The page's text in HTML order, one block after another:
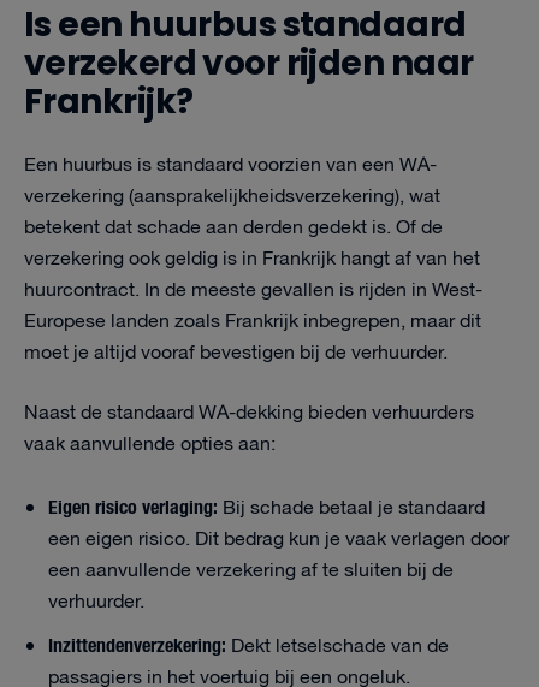
Is een huurbus standaard
verzekerd voor rijden naar
Frankrijk?
Een huurbus is standaard voorzien van een WA-
verzekering (aansprakelijkheidsverzekering), wat
betekent dat schade aan derden gedekt is. Of de
verzekering ook geldig is in Frankrijk hangt af van het
huurcontract. In de meeste gevallen is rijden in West-
Europese landen zoals Frankrijk inbegrepen, maar dit
moet je altijd vooraf bevestigen bij de verhuurder.
Naast de standaard WA-dekking bieden verhuurders
vaak aanvullende opties aan:
Eigen risico verlaging: Bij schade betaal je standaard
een eigen risico. Dit bedrag kun je vaak verlagen door
een aanvullende verzekering af te sluiten bij de
verhuurder.
Inzittendenverzekering: Dekt letselschade van de
passagiers in het voertuig bij een ongeluk.